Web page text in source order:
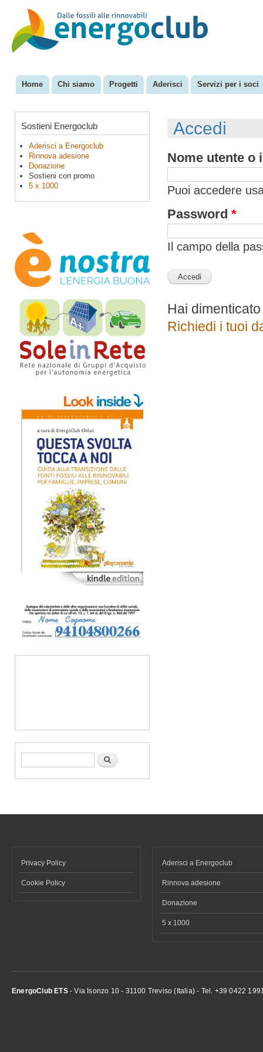
EnergoClub
per la
riconversione
del sistema
Menu principale
Home Chi siamo Progetti Aderisci Servizi per i soci
Sostieni Energoclub
Aderisci a Energoclub
Rinnova adesione
Donazione
Sostieni con promo
5 x 1000
Form di ricerca Cerca
Accedi
Nome utente
Puoi accedere
Password *
Il campo della
Hai
Richiedi i tuoi
Privacy Policy
Cookie Policy
Aderisci a Energoclub
Rinnova adesione
Donazione
5 x 1000
EnergoClub ETS- Via Isonzo 10 - 31100 Treviso (Italia) - Tel. +39 0422